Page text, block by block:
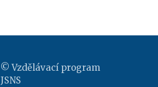
© Vzdělávací program
JSNS